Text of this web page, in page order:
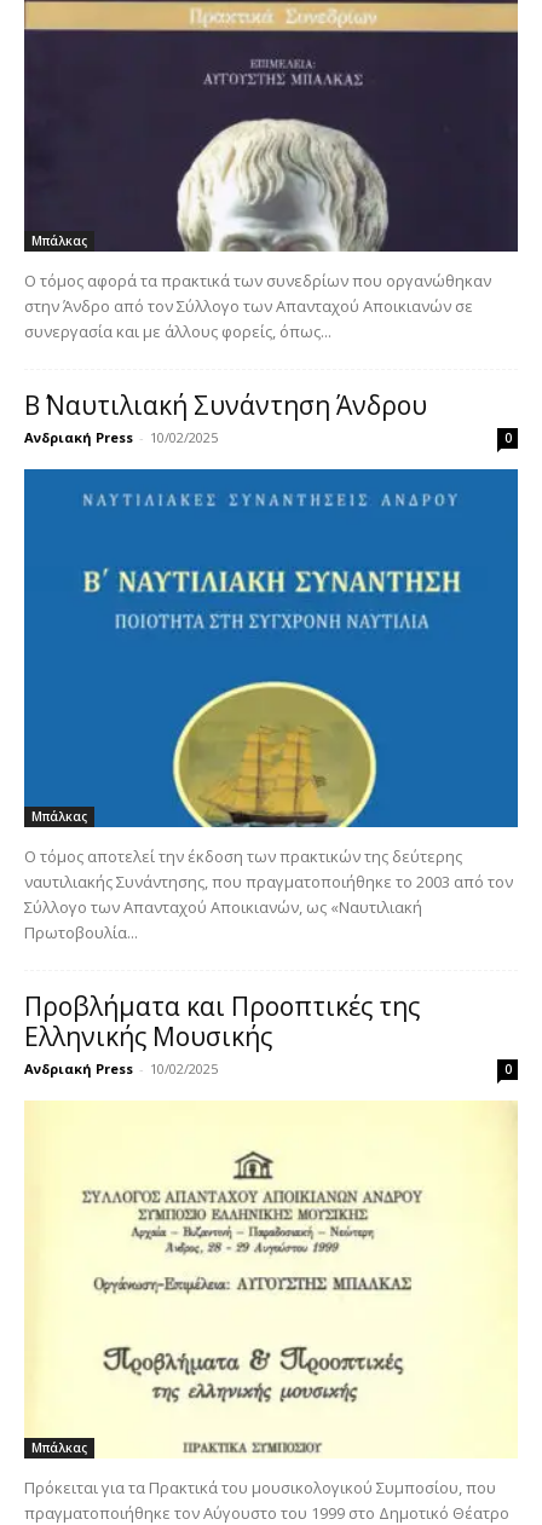
Μπάλκας
Ο τόμος αφορά τα πρακτικά των συνεδρίων που οργανώθηκαν
στην Άνδρο από τον Σύλλογο των Απανταχού Αποικιανών σε
συνεργασία και με άλλους φορείς, όπως...
Β΄ Ναυτιλιακή Συνάντηση Άνδρου
Ανδριακή Press - 10/02/2025 0
Μπάλκας
Ο τόμος αποτελεί την έκδοση των πρακτικών της δεύτερης
ναυτιλιακής Συνάντησης, που πραγματοποιήθηκε το 2003 από τον
Σύλλογο των Απανταχού Αποικιανών, ως «Ναυτιλιακή
Πρωτοβουλία...
Προβλήματα και Προοπτικές της
Ελληνικής Μουσικής
Ανδριακή Press - 10/02/2025 0
Μπάλκας
Πρόκειται για τα Πρακτικά του μουσικολογικού Συμποσίου, που
πραγματοποιήθηκε τον Αύγουστο του 1999 στο Δημοτικό Θέατρο